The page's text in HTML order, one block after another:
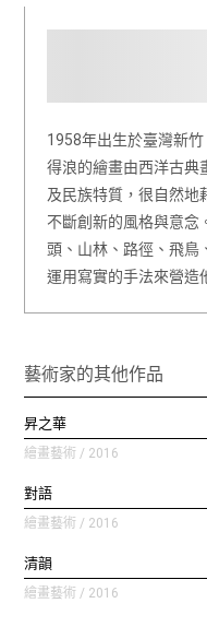
1958年出生於臺灣新
得浪的繪畫由西洋古典
及民族特質，很自然地
不斷創新的風格與意念
頭、山林、路徑、飛鳥
運用寫實的手法來營造
藝術家的其他作品
昇之華
繪畫藝術 / 2016
對語
繪畫藝術 / 2016
清韻
繪畫藝術 / 2016